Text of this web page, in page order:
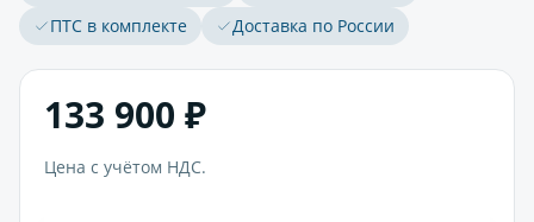
ПТС в комплекте
Доставка по России
133 900 ₽
Цена с учётом НДС.